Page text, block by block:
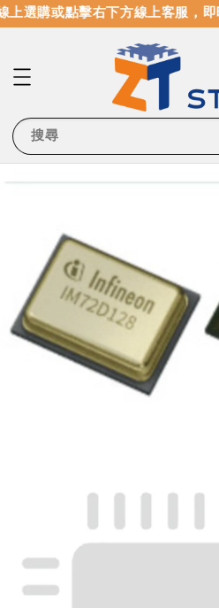
選購或點擊右下方線上客服，
搜尋